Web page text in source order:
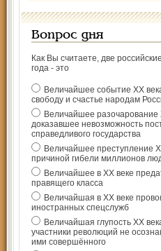
Вопрос дня
Как Вы считаете, две
года - это
Величайшее событие ХХ
свободу и счастье народам
Величайшее разочарование
доказавшее невозможность
справедливого государства
Величайшее преступление
причиной гибели миллионов
Величайшее в ХХ веке
правящего класса
Величайшая в ХХ веке
иностранных спецслужб
Величайшая глупость ХХ
участники революций не
ими совершённого